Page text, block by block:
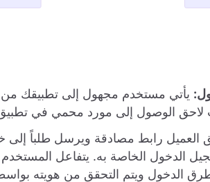
يأتي مستخدم مجهول إلى تطبيقك
لاحق الوصول إلى مورد محمي في
العميل رابط مصادقة ويرسل طلباً إلى
الدخول الخاصة به. يتفاعل
الدخول ويتم التحقق من هويته